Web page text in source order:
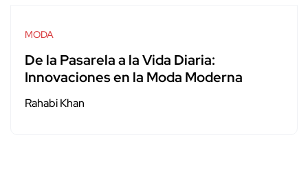
MODA
De la Pasarela a la Vida Diaria:
Innovaciones en la Moda Moderna
Rahabi Khan